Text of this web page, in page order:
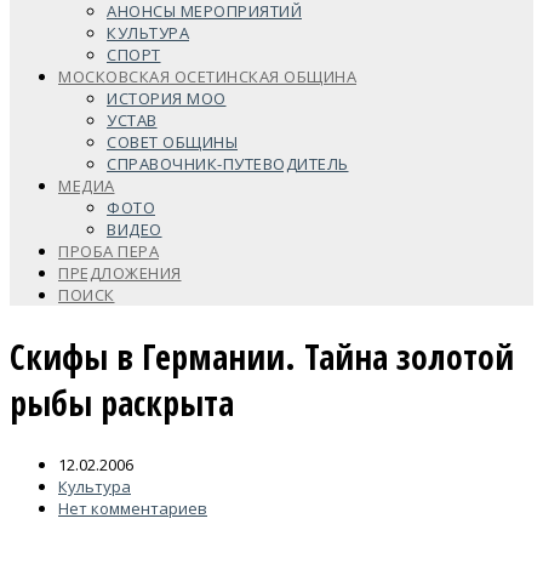
АНОНСЫ МЕРОПРИЯТИЙ
КУЛЬТУРА
СПОРТ
МОСКОВСКАЯ ОСЕТИНСКАЯ ОБЩИНА
ИСТОРИЯ МОО
УСТАВ
СОВЕТ ОБЩИНЫ
СПРАВОЧНИК-ПУТЕВОДИТЕЛЬ
МЕДИА
ФОТО
ВИДЕО
ПРОБА ПЕРА
ПРЕДЛОЖЕНИЯ
ПОИСК
Скифы в Германии. Тайна золотой
рыбы раскрыта
12.02.2006
Культура
Нет комментариев